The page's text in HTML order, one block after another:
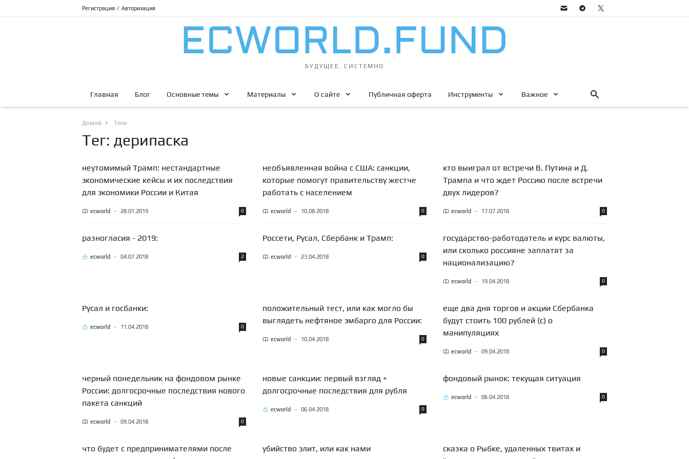
Регистрация / Авторизация
БУДУЩЕЕ. СИСТЕМНО
Главная Блог Основные темы Материалы О сайте Публичная оферта Инструменты Важное
Домой Теги
Тег: дерипаска
неутомимый Трамп: нестандартные
экономические кейсы и их последствия
для экономики России и Китая
ecworld - 28.01.2019 0
необъявленная война с США: санкции,
которые помогут правительству жестче
работать с населением
ecworld - 10.08.2018 0
кто выиграл от встречи В. Путина и Д.
Трампа и что ждет Россию после встречи
двух лидеров?
ecworld - 17.07.2018 0
разногласия - 2019:
ecworld - 04.07.2018 2
Россети, Русал, Сбербанк и Трамп:
ecworld - 23.04.2018 0
государство-работодатель и курс валюты,
или сколько россияне заплатят за
национализацию?
ecworld - 19.04.2018 0
Русал и госбанки:
ecworld - 11.04.2018 0
положительный тест, или как могло бы
выглядеть нефтяное эмбарго для России:
ecworld - 10.04.2018 0
еще два дня торгов и акции Сбербанка
будут стоить 100 рублей (с) о
манипуляциях
ecworld - 09.04.2018 0
черный понедельник на фондовом рынке
России: долгосрочные последствия нового
пакета санкций
ecworld - 09.04.2018 0
новые санкции: первый взгляд +
долгосрочные последствия для рубля
ecworld - 06.04.2018 0
фондовый рынок: текущая ситуация
ecworld - 06.04.2018 0
что будет с предпринимателями после
убийство элит, или как нами
сказка о Рыбке, удаленных твитах и